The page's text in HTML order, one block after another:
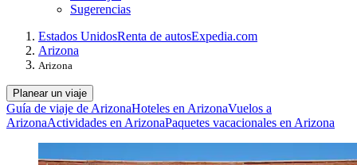
Sugerencias
Estados UnidosRenta de autosExpedia.com
Arizona
Arizona
Planear un viaje
Guía de viaje de ArizonaHoteles en ArizonaVuelos a
ArizonaActividades en ArizonaPaquetes vacacionales en Arizona